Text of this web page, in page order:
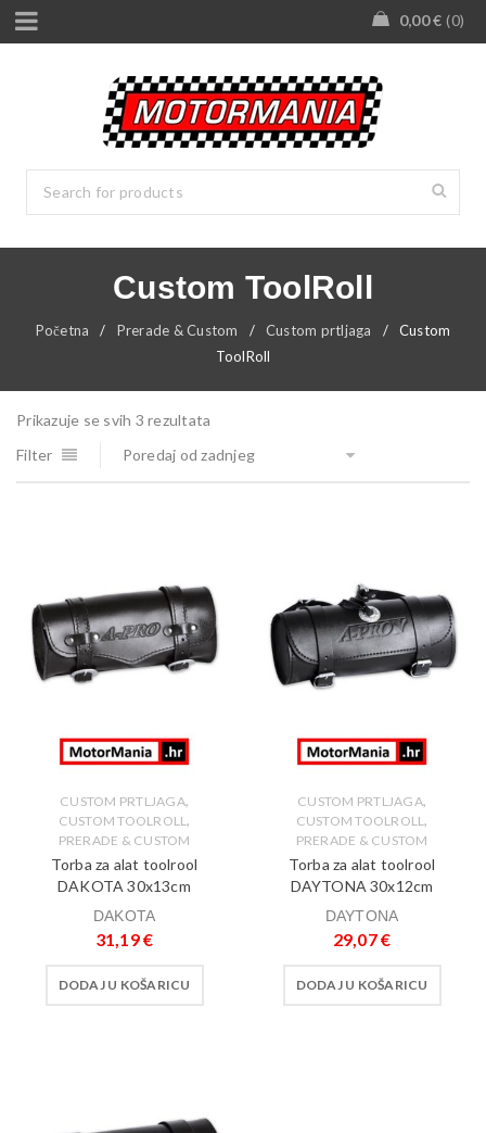
0,00€ 0
Custom ToolRoll
Početna / Prerade & Custom / Custom prtljaga /
Custom
ToolRoll
Prikazuje se svih 3 rezultata
Filter
Poredaj od zadnjeg
CUSTOM PRTLJAGA,
CUSTOM TOOLROLL,
PRERADE & CUSTOM
Torba za alat toolrool
DAKOTA 30x13cm
DAKOTA
31,19€
DODAJ U KOŠARICU
CUSTOM PRTLJAGA,
CUSTOM TOOLROLL,
PRERADE & CUSTOM
Torba za alat toolrool
DAYTONA 30x12cm
DAYTONA
29,07€
DODAJ U KOŠARICU